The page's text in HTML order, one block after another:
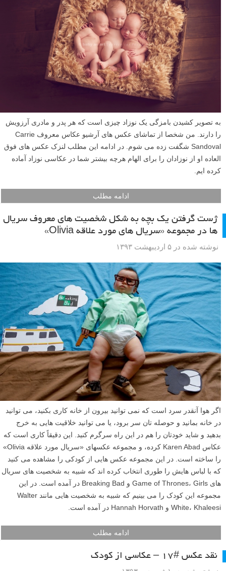
به تصویر کشیدن بامزگی یک نوزاد چیزی است که هر پدر و مادری آرزویش
را دارند. من شخصا از تماشای عکس های آرشیو عکاس معروف Carrie
Sandoval شگفت زده می شوم. در ادامه این مطلب لنزک عکس های فوق
العاده او از نوزادان را برای الهام هرچه بیشتر شما در عکاسی نوزاد آماده
کرده ایم.
ادامه مطلب
ژست گرفتن یک بچه به شکل شخصیت های معروف سریال
ها در مجموعه «سریال های مورد علاقه Olivia»
نوشته شده در ۵ اردیبهشت ۱۳۹۳
اگر هوا آنقدر سرد است که نمی توانید بیرون از خانه کاری بکنید، می توانید
در خانه بمانید و حوصله تان سر برود، یا می توانید خلاقیت هایی به خرج
بدهید و شاید خودتان را هم در این راه سرگرم کنید. این دقیقاً کاری است که
عکاس Karen Abad کرده، و مجموعه عکسهای «سریال مورد علاقه Olivia»
را ساخته است. در این مجموعه عکس هایی از کودکی را مشاهده می کنید
که با لباس هایش را طوری انتخاب کرده اند که شبیه به شخصیت های سریال
های Game of Thrones، Girls و Breaking Bad در آمده است. در این
مجموعه این کودک را می بینیم که شبیه به شخصیت هایی مانند Walter
White، Khaleesi و Hannah Horvath در آمده است.
ادامه مطلب
نقد عکس #۱۷ – عکاسی از کودک